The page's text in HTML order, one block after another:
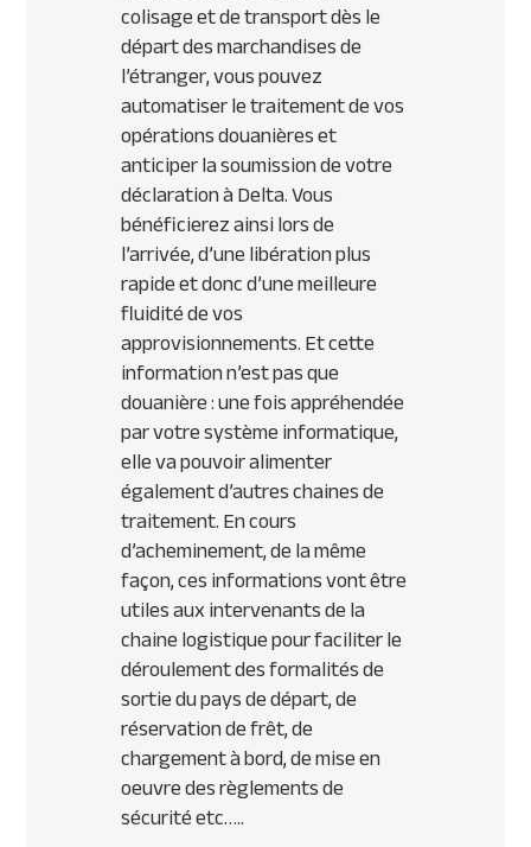
colisage et de transport dès le
départ des marchandises de
l’étranger, vous pouvez
automatiser le traitement de vos
opérations douanières et
anticiper la soumission de votre
déclaration à Delta. Vous
bénéficierez ainsi lors de
l’arrivée, d’une libération plus
rapide et donc d’une meilleure
fluidité de vos
approvisionnements. Et cette
information n’est pas que
douanière : une fois appréhendée
par votre système informatique,
elle va pouvoir alimenter
également d’autres chaines de
traitement. En cours
d’acheminement, de la même
façon, ces informations vont être
utiles aux intervenants de la
chaine logistique pour faciliter le
déroulement des formalités de
sortie du pays de départ, de
réservation de frêt, de
chargement à bord, de mise en
oeuvre des règlements de
sécurité etc…..